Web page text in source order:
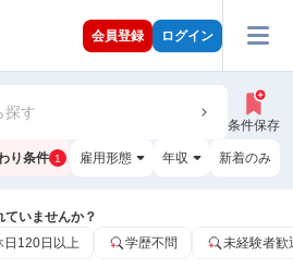
会員登録 ログイン
探す
条件保存
り条件 1 雇用形態 年収 新着のみ
ていませんか？
日120日以上 学歴不問 未経験者歓